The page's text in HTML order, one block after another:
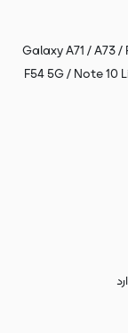
Galaxy A71 / A73
F54 5G / Note 10